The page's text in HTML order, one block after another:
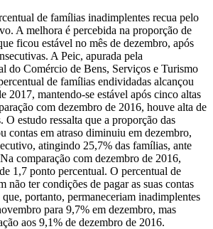
de famílias inadimplentes recua pelo
A melhora é percebida na proporção de
ficou estável no mês de dezembro, após
A Peic, apurada pela
do Comércio de Bens, Serviços e Turismo
de famílias endividadas alcançou
2017, mantendo-se estável após cinco altas
com dezembro de 2016, houve alta de
O estudo ressalta que a proporção das
contas em atraso diminuiu em dezembro,
atingindo 25,7% das famílias, ante
comparação com dezembro de 2016,
1,7 ponto percentual. O percentual de
não ter condições de pagar as suas contas
portanto, permaneceriam inadimplentes
para 9,7% em dezembro, mas
aos 9,1% de dezembro de 2016.